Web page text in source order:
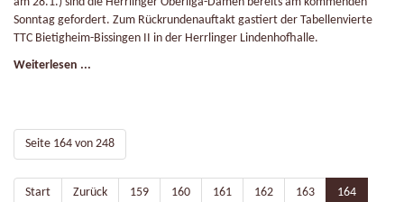
Sonntag gefordert. Zum Rückrundenauftakt gastiert der Tabellenvierte
TTC Bietigheim-Bissingen II in der Herrlinger Lindenhofhalle.
Weiterlesen ...
Seite 164 von 248
Start Zurück 159 160 161 162 163 164